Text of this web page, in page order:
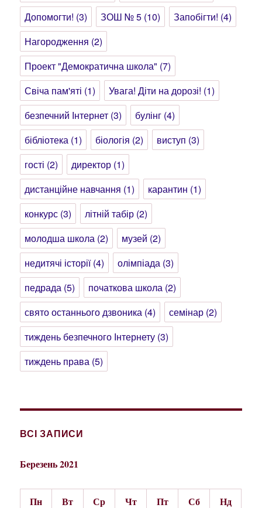
Допомогти! (3) ЗОШ № 5 (10) Запобігти! (4)
Нагородження (2)
Проект "Демократична школа" (7)
Свіча пам'яті (1) Увага! Діти на дорозі! (1)
безпечний Інтернет (3) булінг (4)
бібліотека (1) біологія (2) виступ (3)
гості (2) директор (1)
дистанційне навчання (1) карантин (1)
конкурс (3) літній табір (2)
молодша школа (2) музей (2)
недитячі історії(4) олімпіада (3)
педрада (5) початкова школа (2)
свято останнього дзвоника (4) семінар (2)
тиждень безпечного Інтернету (3)
тиждень права (5)
ВСІ ЗАПИСИ
Березень 2021
Пн Вт Ср Чт Пт Сб Нд